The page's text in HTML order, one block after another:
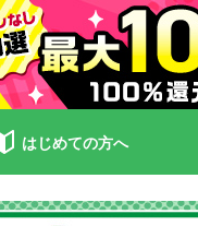
はじめての方へ